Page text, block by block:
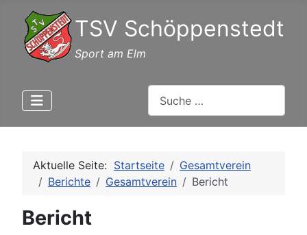
TSV Schöppenstedt
Sport am Elm
Aktuelle Seite: Startseite
Gesamtverein
Berichte
Gesamtverein Bericht
Bericht